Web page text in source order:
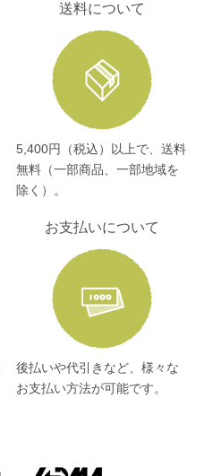
送料について
5,400円（税込）以上で、送料
無料（一部商品、一部地域を
除く）。
お支払いについて
後払いや代引きなど、様々な
お支払い方法が可能です。